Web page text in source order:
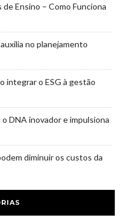
Ensino – Como Funciona
no planejamento
integrar o ESG à gestão
DNA inovador e impulsiona
diminuir os custos da